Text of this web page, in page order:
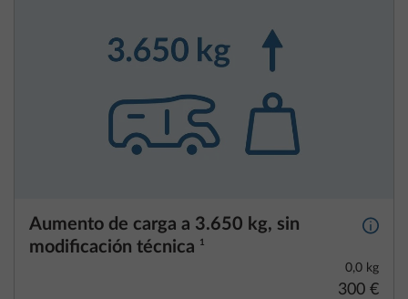
Aumento de carga a 3.650 kg, sin
modificación técnica
1
Más
0,0 kg
300 €